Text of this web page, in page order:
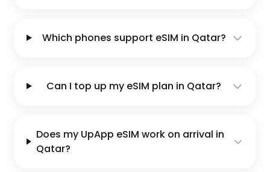
Which phones support eSIM in Qatar?
Can I top up my eSIM plan in Qatar?
Does my UpApp eSIM work on arrival in
Qatar?